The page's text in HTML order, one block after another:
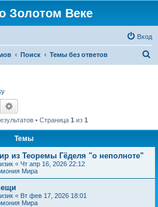
Золотом Веке
Вход
Поиск Темы без ответов
Поиск
• Страница 1 из 1
Темы
из Теоремы Гёделя "о неполноте"
« Чт апр 16, 2026 22:12
Мира
« Вт фев 17, 2026 18:01
Мира